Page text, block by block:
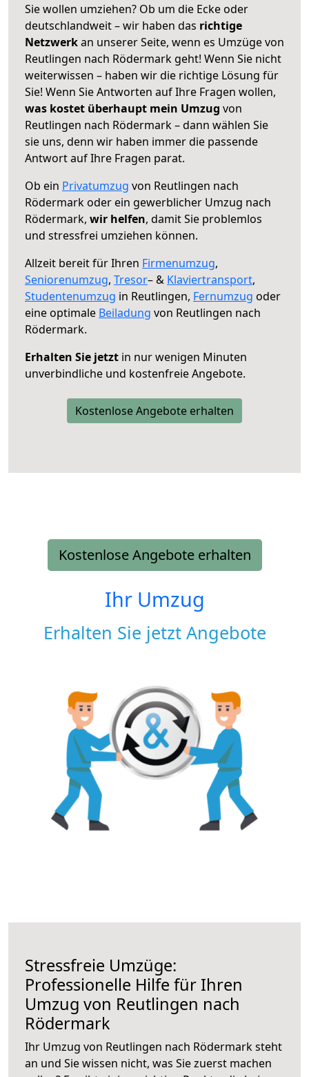
Sie wollen umziehen? Ob um die Ecke oder
deutschlandweit – wir haben das richtige
Netzwerkan unserer Seite, wenn es Umzüge von
Reutlingen nach Rödermark geht! Wenn Sie nicht
weiterwissen – haben wir die richtige Lösung für
Sie! Wenn Sie Antworten auf Ihre Fragen wollen,
was kostet überhaupt mein Umzug von
Reutlingen nach Rödermark – dann wählen Sie
sie uns, denn wir haben immer die passende
Antwort auf Ihre Fragen parat.
Ob ein Privatumzug von Reutlingen nach
Rödermark oder ein gewerblicher Umzug nach
Rödermark, wir helfen, damit Sie problemlos
und stressfrei umziehen können.
Allzeit bereit für Ihren Firmenumzug,
Seniorenumzug, Tresor– & Klaviertransport,
Studentenumzug in Reutlingen, Fernumzug oder
eine optimale Beiladung von Reutlingen nach
Rödermark.
Erhalten Sie jetzt in nur wenigen Minuten
unverbindliche und kostenfreie Angebote.
Kostenlose Angebote erhalten
Kostenlose Angebote erhalten
Ihr Umzug
Erhalten Sie jetzt Angebote
Stressfreie Umzüge:
Professionelle Hilfe für Ihren
Umzug von Reutlingen nach
Rödermark
Ihr Umzug von Reutlingen nach Rödermark steht
an und Sie wissen nicht, was Sie zuerst machen